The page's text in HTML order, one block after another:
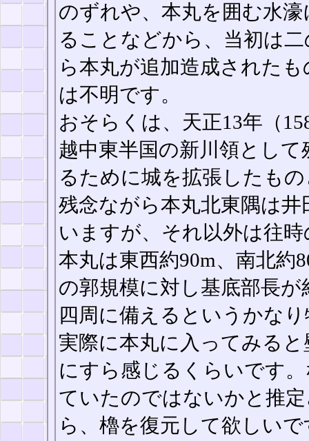
のずれや、本丸を囲む水
ることなどから、当初は
ら本丸が追加造成された
は不明です。
おそらくは、天正13年（
越中東半国の新川領とし
るために城を拡張したも
残念ながら本丸北東隅は
いますが、それ以外は往
本丸は東西約90m、南北約
の郭規模に対し基底部長
四周に備えるというかな
実際に本丸に入ってみる
にすら感じるくらいです
ていたのではないかと推
ら、櫓を復元して欲しい